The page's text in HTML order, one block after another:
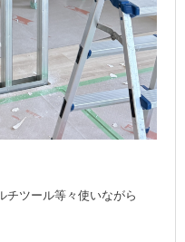
チツール等々使いながら